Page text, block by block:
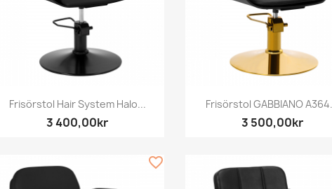
Snabbvy
Frisörstol Hair System Halo...
3 400,00kr
Snabbvy
Frisörstol GABBIANO
3 500,00kr
favorite_border